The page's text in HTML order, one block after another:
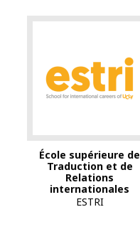
École supérieure de
Traduction et de
Relations
internationales
ESTRI